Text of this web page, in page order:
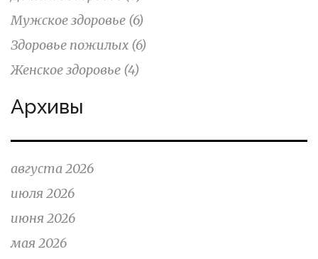
Мужское здоровье (6)
Здоровье пожилых (6)
Женское здоровье (4)
Архивы
августа 2026
июля 2026
июня 2026
мая 2026